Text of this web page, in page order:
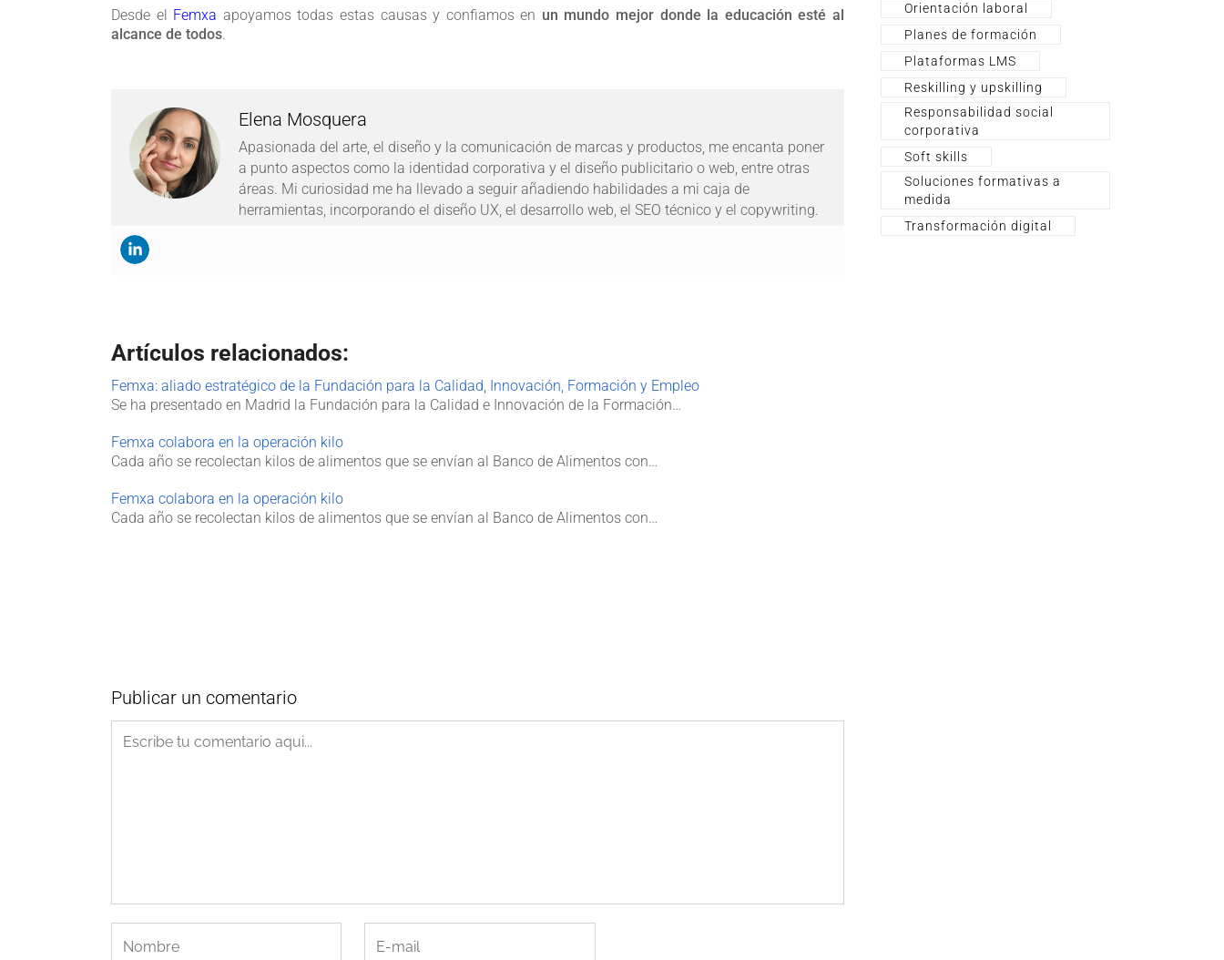
Desde el Femxa apoyamos todas estas causas y confiamos en un mundo mejor donde la educación esté al
alcance de todos.
Elena Mosquera
Apasionada del arte, el diseño y la comunicación de marcas y productos, me encanta poner
a punto aspectos como la identidad corporativa y el diseño publicitario o web, entre otras
áreas. Mi curiosidad me ha llevado a seguir añadiendo habilidades a mi caja de
herramientas, incorporando el diseño UX, el desarrollo web, el SEO técnico y el copywriting.
Artículos relacionados:
Femxa: aliado estratégico de la Fundación para la Calidad, Innovación, Formación y Empleo
Se ha presentado en Madrid la Fundación para la Calidad e Innovación de la Formación…
Femxa colabora en la operación kilo
Cada año se recolectan kilos de alimentos que se envían al Banco de Alimentos con…
Femxa colabora en la operación kilo
Cada año se recolectan kilos de alimentos que se envían al Banco de Alimentos con…
Publicar un comentario
Orientación laboral
Planes de formación
Plataformas LMS
Reskilling y upskilling
Responsabilidad social
corporativa
Soft skills
Soluciones formativas a
medida
Transformación digital